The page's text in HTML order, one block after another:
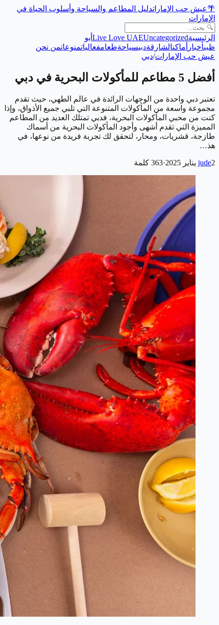
🌴عيش حب الإماراتدليل المطاعم والسياحة وأسلوب الحياة في
الإمارات
الرئيسية Live Love UAEUncategorized
أبو
ظبيأخبار أماكنالشارقةدبيسياحةطعامفعالياتمنوعاتمن نحن
عيش حب الإمارات/دبي
أفضل 5 مطاعم للمأكولات البحرية في دبي
تعتبر دبي واحدة من الوجهات الرائدة في عالم الطهي، حيث تقدم
مجموعة واسعة من المأكولات المتنوعة التي تلبي جميع الأذواق، وإذا
كنت من محبي المأكولات البحرية، فدبي تمتلك العديد من المطاعم
المميزة التي تقدم أشهى وأجود المأكولات البحرية من أسماك
طازجة، قشريات، ومحار، لتحقق لك تجربة فريدة من نوعها، في
هذ…
jude2 يناير 2025 ·
363 كلمة